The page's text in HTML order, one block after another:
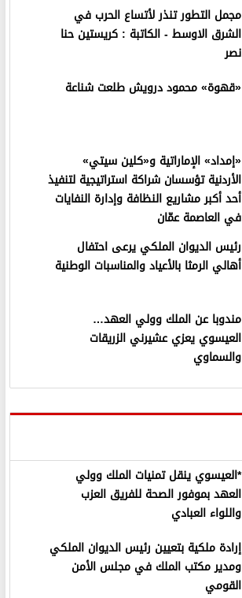
مجمل التطور تنذر لأتساع الحرب في
الشرق الاوسط - الكاتبة : كريستين حنا
نصر
«قهوة» محمود درويش طلعت شناعة
«إمداد» الإماراتية و«كلين سيتي»
الأردنية تؤسسان شراكة استراتيجية لتنفيذ
أحد أكبر مشاريع النظافة وإدارة النفايات
في العاصمة عمّان
رئيس الديوان الملكي يرعى احتفال
أهالي الرمثا بالأعياد والمناسبات الوطنية
مندوبا عن الملك وولي العهد…
العيسوي يعزي عشيرني الزريقات
والسماوي
*العيسوي ينقل تمنيات الملك وولي
العهد بموفور الصحة للفريق العزب
واللواء العبادي
إرادة ملكية بتعيين رئيس الديوان الملكي
ومدير مكتب الملك في مجلس الأمن
القومي